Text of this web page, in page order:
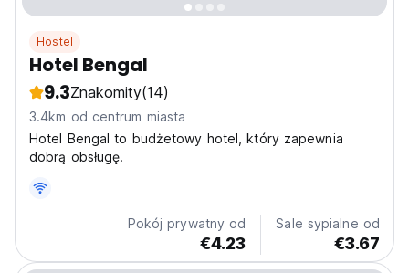
Hostel
Hotel Bengal
9.3Znakomity(14)
3.4km od centrum miasta
Hotel Bengal to budżetowy hotel, który zapewnia
dobrą obsługę.
Pokój prywatny od
€4.23
Sale sypialne od
€3.67